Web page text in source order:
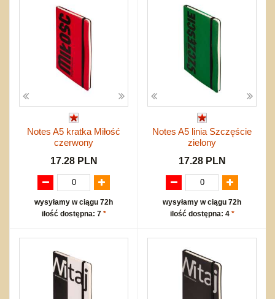
Notes A5 kratka Miłość
czerwony
17.28 PLN
wysyłamy w ciągu 72h
ilość dostępna: 7 *
Notes A5 linia Szczęście
zielony
17.28 PLN
wysyłamy w ciągu 72h
ilość dostępna: 4 *